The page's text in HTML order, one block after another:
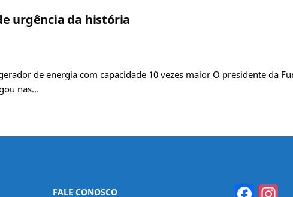
urgência da história
de energia com capacidade 10 vezes maior O presidente da
nas…
FALE CONOSCO